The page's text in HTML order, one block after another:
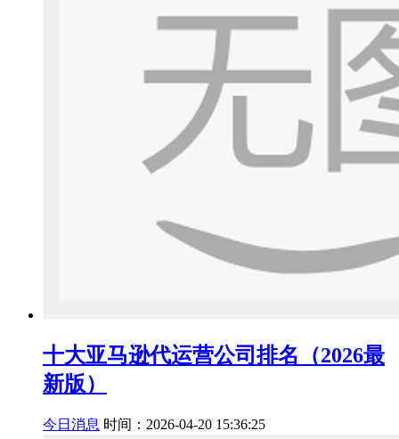
十大亚马逊代运营公司排名（2026最
新版）
今日消息 时间：2026-04-20 15:36:25